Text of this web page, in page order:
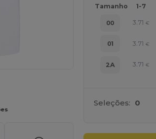
Tamanho 1-7
00 3.71 €
01 3.71 €
2A 3.71 €
Seleções: 0